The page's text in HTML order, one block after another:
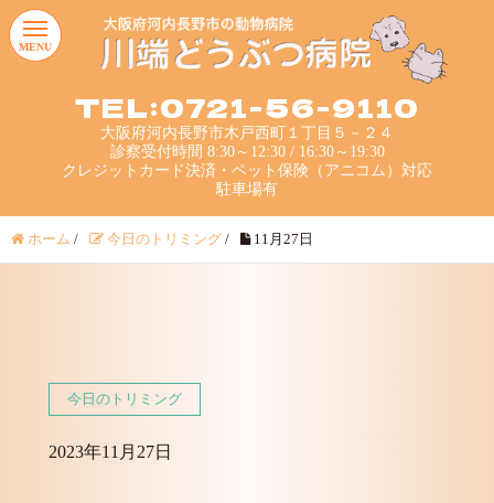
TEL:0721-56-9110
大阪府河内長野市木戸西町１丁目５－２４
診察受付時間 8:30～12:30 / 16:30～19:30
クレジットカード決済・ペット保険（アニコム）対応
駐車場有
MENU
ホーム / 今日のトリミング / 11月27日
今日のトリミング
2023年11月27日